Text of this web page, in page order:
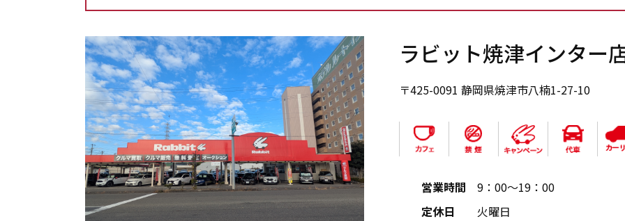
ラビット焼津インター
〒425-0091 静岡県焼津市八楠1-27-10
営業時間
9：00～19：00
定休日
火曜日